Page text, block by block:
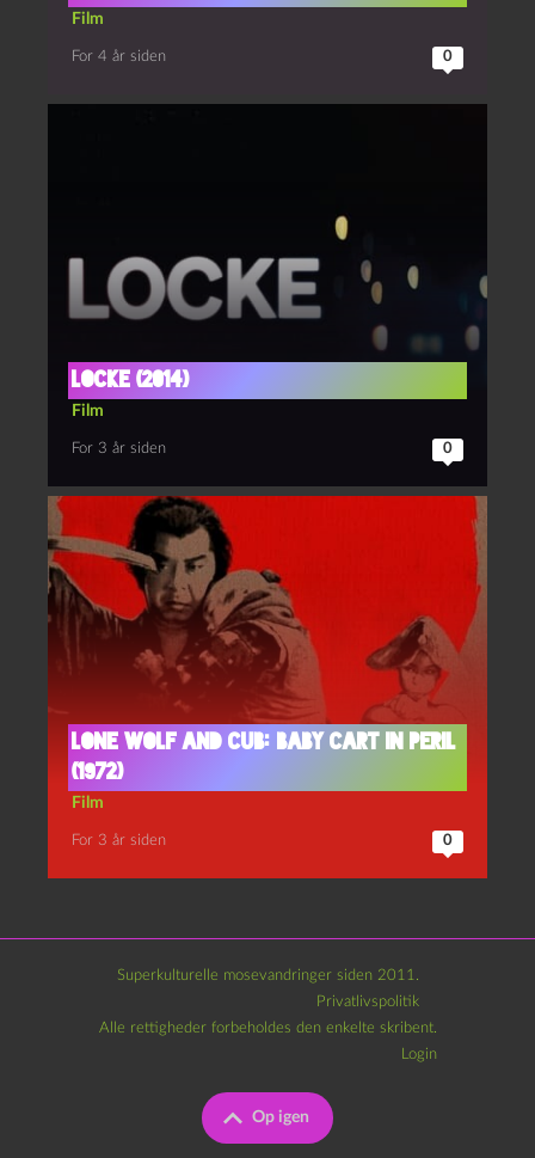
Film
For 4 år siden 0
Locke (2014)
Film
For 3 år siden 0
Lone wolf and cub: Baby cart in peril
(1972)
Film
For 3 år siden 0
Superkulturelle mosevandringer siden 2011.
Privatlivspolitik
Op igen
Alle rettigheder forbeholdes den enkelte skribent.
Login